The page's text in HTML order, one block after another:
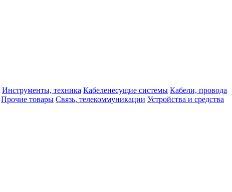
Инструменты, техника Кабеленесущие системы Кабели, провода
Прочие товары Связь, телекоммуникации Устройства и средства